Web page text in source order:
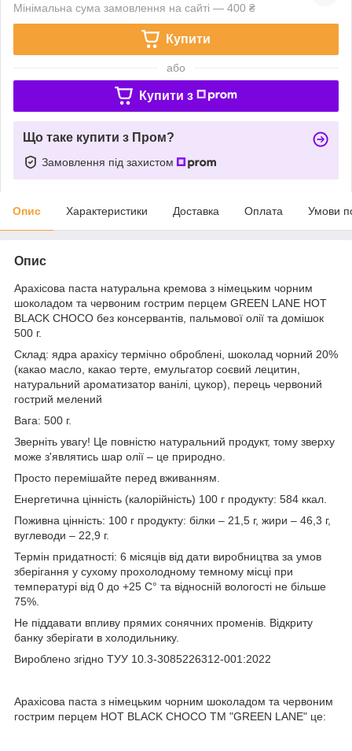
Мінімальна сума замовлення на сайті — 400 ₴
Купити
або
Купити з
Що таке купити з Пром?
Замовлення під захистом
Опис Характеристики Доставка Оплата Умови
Опис
Арахісова паста натуральна кремова з німецьким чорним
шоколадом та червоним гострим перцем GREEN LANE HOT
BLACK CHOCO без консервантів, пальмової олії та домішок
500 г.
Склад: ядра арахісу термічно оброблені, шоколад чорний 20%
(какао масло, какао терте, емульгатор соєвий лецитин,
натуральний ароматизатор ванілі, цукор), перець червоний
гострий мелений
Вага: 500 г.
Зверніть увагу! Це повністю натуральний продукт, тому зверху
може з'являтись шар олії – це природно.
Просто перемішайте перед вживанням.
Енергетична цінність (калорійність) 100 г продукту: 584 ккал.
Поживна цінність: 100 г продукту: білки – 21,5 г, жири – 46,3 г,
вуглеводи – 22,9 г.
Термін придатності: 6 місяців від дати виробництва за умов
зберігання у сухому прохолодному темному місці при
температурі від 0 до +25 С° та відносній вологості не більше
75%.
Не піддавати впливу прямих сонячних променів. Відкриту
банку зберігати в холодильнику.
Вироблено згідно ТУУ 10.3-3085226312-001:2022
Арахісова паста з німецьким чорним шоколадом та червоним
гострим перцем HOT BLACK CHOCO ТМ "GREEN LANE" це: